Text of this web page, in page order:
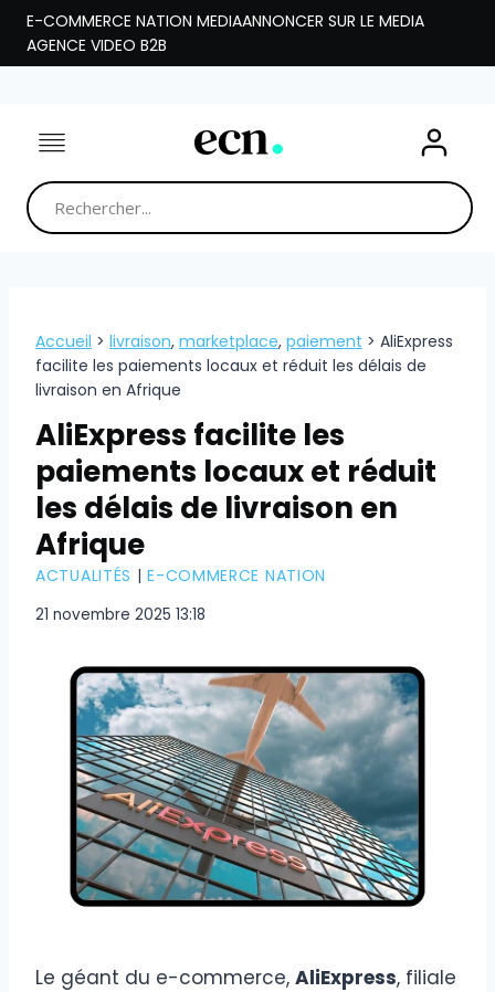
Aller
contenu
E-COMMERCE NATION MEDIAANNONCER SUR LE MEDIA
AGENCE VIDEO B2B
Accueil > livraison, marketplace, paiement > AliExpress
facilite les paiements locaux et réduit les délais de
livraison en Afrique
AliExpress facilite les
paiements locaux et réduit
les délais de livraison en
Afrique
ACTUALITÉS |E-COMMERCE NATION
21 novembre 2025 13:18
​Le géant du e-commerce, AliExpress, filiale